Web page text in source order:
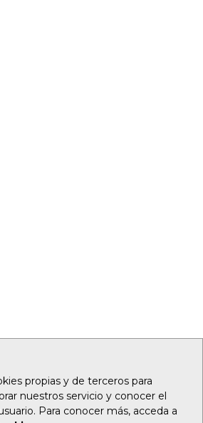
propias y de terceros para
nuestros servicio y conocer el
Para conocer más, acceda a